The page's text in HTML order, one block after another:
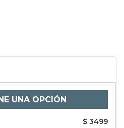
UNA OPCIÓN
$ 3499